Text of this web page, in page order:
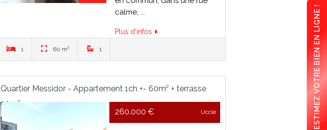
ESTIMEZ VOTRE BIEN EN LIGNE !
calme, ...
Plus d'infos
1 60 m² 1
Quartier Messidor - Appartement 1ch +- 60m² + terrasse
20m²
260.000 €
Uccle